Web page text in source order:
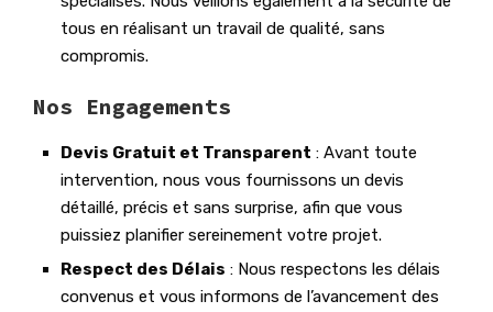
tous en réalisant un travail de qualité, sans
compromis.
Nos Engagements
Devis Gratuit et Transparent : Avant toute
intervention, nous vous fournissons un devis
détaillé, précis et sans surprise, afin que vous
puissiez planifier sereinement votre projet.
Respect des Délais : Nous respectons les délais
convenus et vous informons de l’avancement des